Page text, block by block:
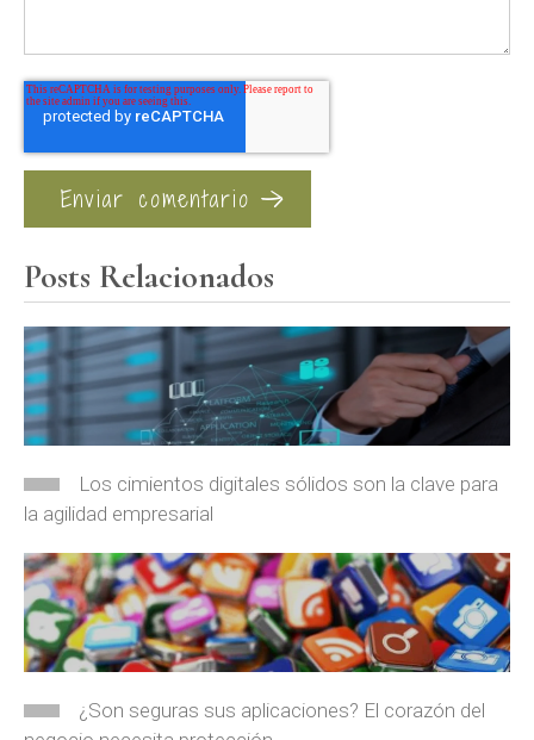
Posts Relacionados
Los cimientos digitales sólidos son la clave para
la agilidad empresarial
¿Son seguras sus aplicaciones? El corazón del